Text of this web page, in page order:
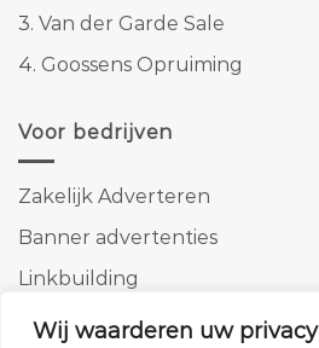
Wij waarderen uw privacy
3. Van der Garde Sale
4. Goossens Opruiming
Voor bedrijven
Zakelijk Adverteren
Banner advertenties
Linkbuilding
SEO copywriting